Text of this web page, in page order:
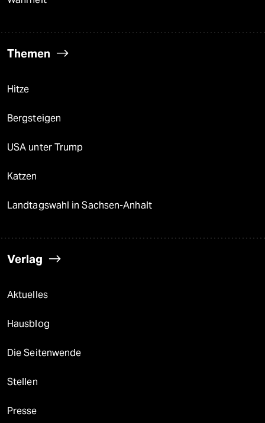
Themen
Hitze
Bergsteigen
USA unter Trump
Katzen
Landtagswahl in Sachsen-Anhalt
Verlag
Aktuelles
Hausblog
Die Seitenwende
Stellen
Presse